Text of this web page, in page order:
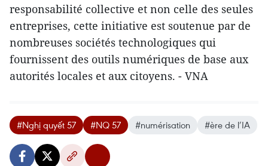
responsabilité collective et non celle des seules
entreprises, cette initiative est soutenue par de
nombreuses sociétés technologiques qui
fournissent des outils numériques de base aux
autorités locales et aux citoyens. - VNA
#Nghị quyết 57 #NQ 57 #numérisation #ère de l’IA